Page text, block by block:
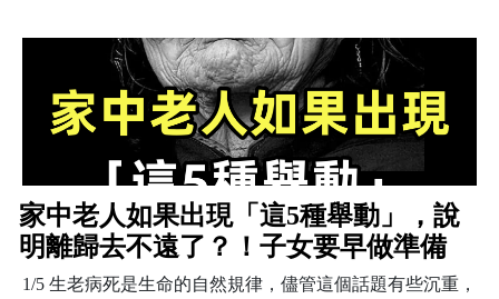
家中老人如果出現「這5種舉動」，說
明離歸去不遠了？！子女要早做準備
1/5 生老病死是生命的自然規律，儘管這個話題有些沉重，